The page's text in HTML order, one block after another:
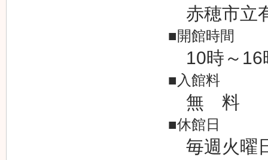
赤穂市立
■開館時間
10時～16
■入館料
無 料
■休館日
毎週火曜